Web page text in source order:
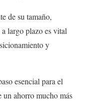
de su tamaño,
largo plazo es vital
y
esencial para el
un ahorro mucho más